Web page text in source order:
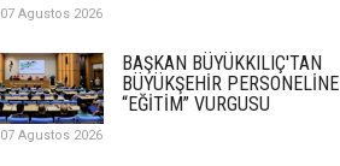
Kayserispor, Rizespor’la Nihayet 3
puana Ulaştı
01 Mayis 2026
07 Agustos 2026
BAŞKAN BÜYÜKKILIÇ'TAN
BÜYÜKŞEHİR PERSONELİNE
“EĞİTİM” VURGUSU
07 Agustos 2026